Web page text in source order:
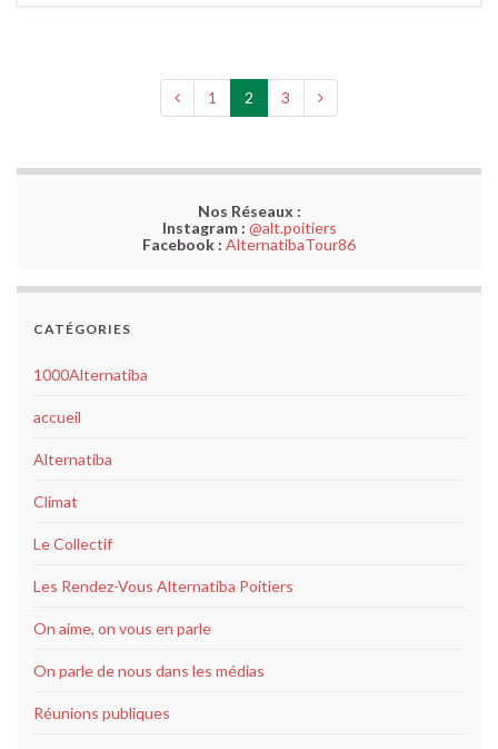
1 2 3
Nos Réseaux :
Instagram : @alt.poitiers
Facebook : AlternatibaTour86
CATÉGORIES
1000Alternatiba
accueil
Alternatiba
Climat
Le Collectif
Les Rendez-Vous Alternatiba Poitiers
On aime, on vous en parle
On parle de nous dans les médias
Réunions publiques